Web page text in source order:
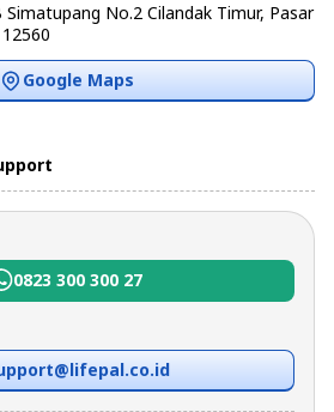
No.2 Cilandak Timur, Pasar
Google Maps
0823 300 300 27